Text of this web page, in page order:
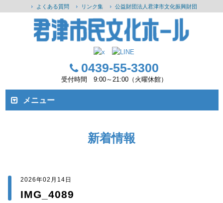
よくある質問 リンク集 公益財団法人君津市文化振興財団
0439-55-3300
受付時間 9:00～21:00（火曜休館）
メニュー
新着情報
2026年02月14日
IMG_4089